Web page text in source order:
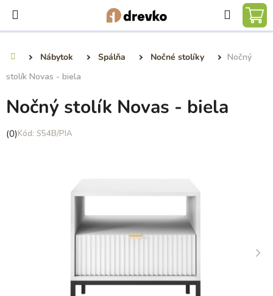
obsah
Hľadať
Nábytok Spálňa Nočné stolíky
Nočný
stolík Novas - biela
Nočný stolík Novas - biela
Priemerné
(0) S54B/PIA